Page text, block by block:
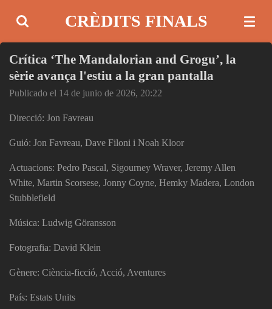
contenido
principal
CRÈDITS FINALS
Crítica ‘The Mandalorian and Grogu’, la
sèrie avança l'estiu a la gran pantalla
Publicado el 14 de junio de 2026, 20:22
Direcció: Jon Favreau
Guió: Jon Favreau, Dave Filoni i Noah Kloor
Actuacions: Pedro Pascal, Sigourney Wraver, Jeremy Allen
White, Martin Scorsese, Jonny Coyne, Hemky Madera, London
Stubblefield
Música: Ludwig Göransson
Fotografia: David Klein
Gènere: Ciència-ficció, Acció, Aventures
País: Estats Units